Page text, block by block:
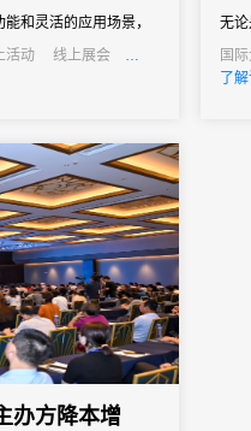
和灵活的应用场景，
活动
线上展会
无
务
会
国
线
了
办方降本增